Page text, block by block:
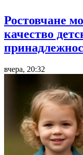
Ростовчане
качество
вчера, 20:32